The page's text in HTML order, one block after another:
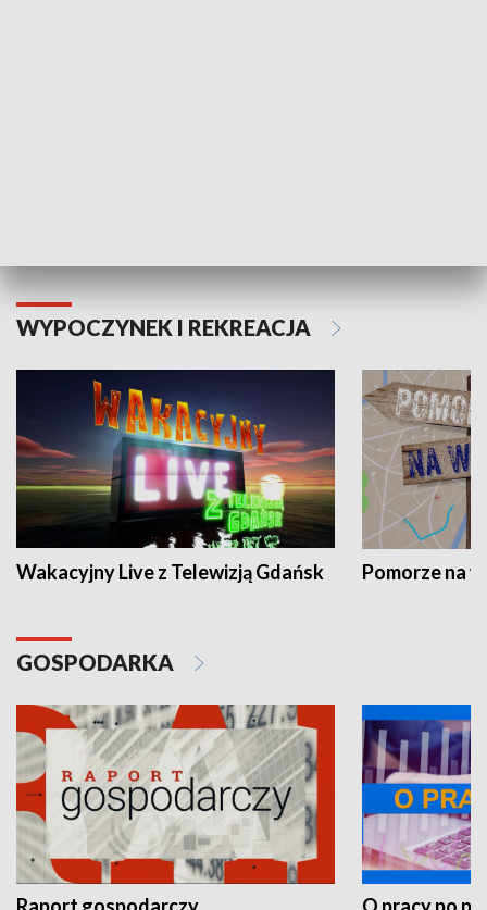
WYPOCZYNEK I REKREACJA
Wakacyjny Live z Telewizją Gdańsk Pomorze na
GOSPODARKA